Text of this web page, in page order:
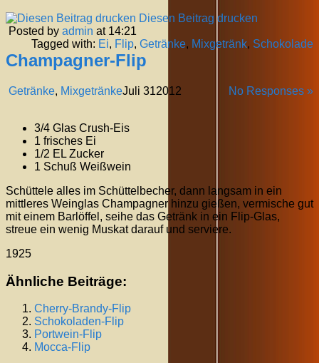
Diesen Beitrag drucken
Posted by admin at 14:21
Tagged with: Ei, Flip, Getränke, Mixgetränk, Schokolade
Champagner-Flip
Getränke, Mixgetränke No Responses »
Juli 312012
3/4 Glas Crush-Eis
1 frisches Ei
1/2 EL Zucker
1 Schuß Weißwein
Schüttele alles im Schüttelbecher, dann langsam in ein
mittleres Weinglas Champagner hinzu gießen, vermische gut
mit einem Barlöffel, seihe das Getränk in ein Flip-Glas,
streue ein wenig Muskat darauf und serviere.
1925
Ähnliche Beiträge:
Cherry-Brandy-Flip
Schokoladen-Flip
Portwein-Flip
Mocca-Flip